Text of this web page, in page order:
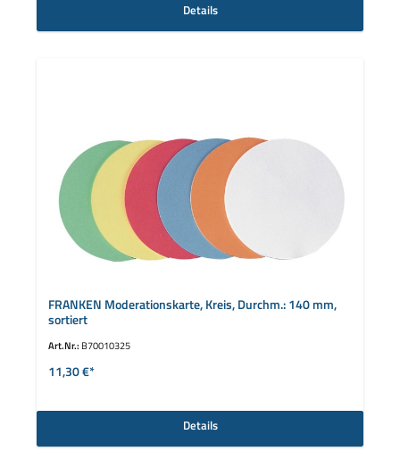
Details
FRANKEN Moderationskarte, Kreis, Durchm.: 140 mm,
sortiert
Art.Nr.: B70010325
11,30 €*
Details